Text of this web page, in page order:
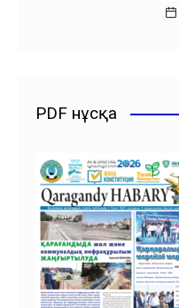
PDF нұсқа